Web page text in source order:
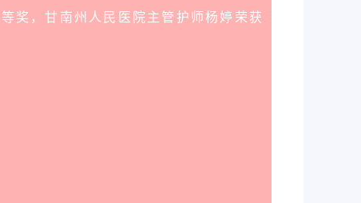
奖，甘南州人民医院主管护师杨婷荣获